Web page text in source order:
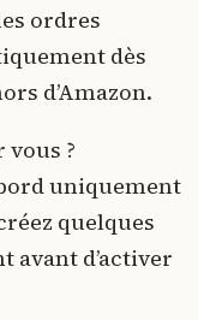
ordres
dès
d’Amazon.
vous ?
uniquement
quelques
avant d’activer